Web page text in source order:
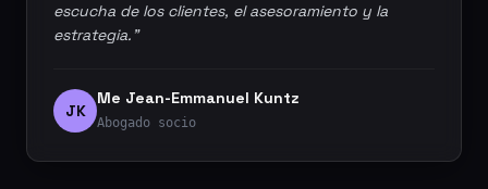
escucha de los clientes, el asesoramiento y la
estrategia."
JK
Me Jean-Emmanuel Kuntz
Abogado socio